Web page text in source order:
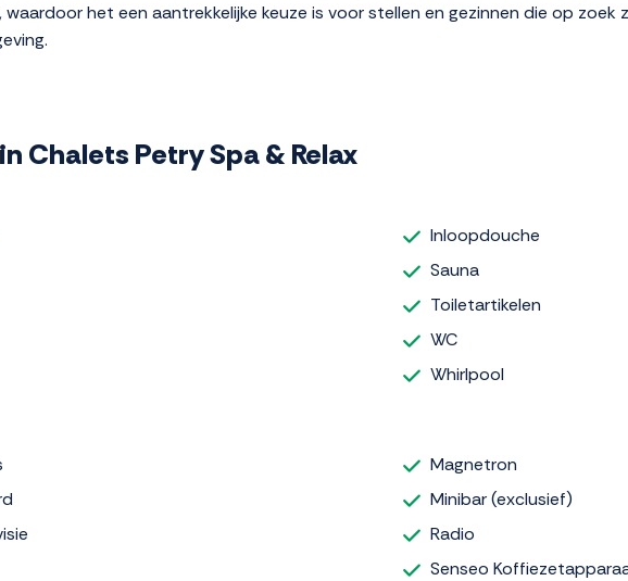
het een aantrekkelijke keuze is voor stellen en gezinnen die op zoek
Chalets Petry Spa & Relax
Inloopdouche
Sauna
Toiletartikelen
WC
Whirlpool
Magnetron
Minibar (exclusief)
Radio
Senseo